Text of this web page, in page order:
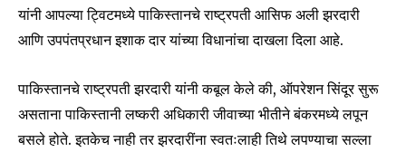
यांनी आपल्या ट्विटमध्ये पाकिस्तानचे राष्ट्रपती आसिफ अली झरदारी
आणि उपपंतप्रधान इशाक दार यांच्या विधानांचा दाखला दिला आहे.
पाकिस्तानचे राष्ट्रपती झरदारी यांनी कबूल केले की, ऑपरेशन सिंदूर सुरू
असताना पाकिस्तानी लष्करी अधिकारी जीवाच्या भीतीने बंकरमध्ये लपून
बसले होते. इतकेच नाही तर झरदारींना स्वतःलाही तिथे लपण्याचा सल्ला